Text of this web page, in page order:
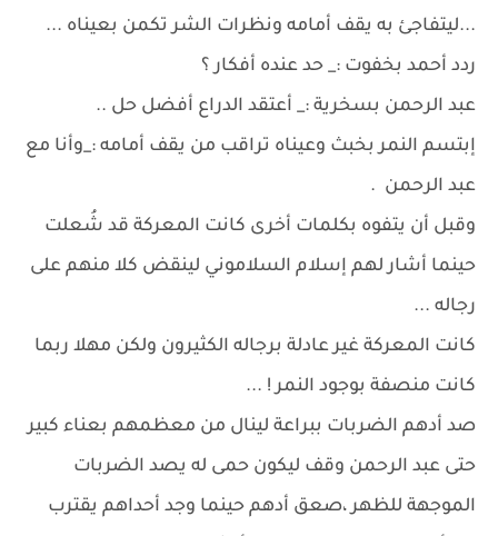
...ليتفاجئ به يقف أمامه ونظرات الشر تكمن بعيناه ...
ردد أحمد بخفوت :_ حد عنده أفكار ؟
عبد الرحمن بسخرية :_ أعتقد الدراع أفضل حل ..
إبتسم النمر بخبث وعيناه تراقب من يقف أمامه :_وأنا مع
عبد الرحمن .
وقبل أن يتفوه بكلمات أخرى كانت المعركة قد شُعلت
حينما أشار لهم إسلام السلاموني لينقض كلا منهم على
رجاله ...
كانت المعركة غير عادلة برجاله الكثيرون ولكن مهلا ربما
كانت منصفة بوجود النمر ! ...
صد أدهم الضربات ببراعة لينال من معظمهم بعناء كبير
حتى عبد الرحمن وقف ليكون حمى له يصد الضربات
الموجهة للظهر ،صعق أدهم حينما وجد أحداهم يقترب